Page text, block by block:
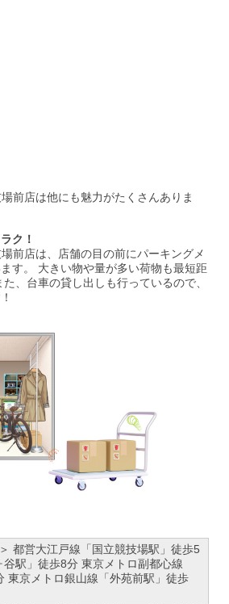
前店は他にも魅力がたくさんありま
ク！
前店は、店舗の目の前にパーキングメ
す。 大きい物や量が多い荷物も最短距
、台車の貸し出しも行っているので、
都営大江戸線「国立競技場駅」徒歩5
駅」徒歩8分 東京メトロ副都心線
東京メトロ銀山線「外苑前駅」徒歩